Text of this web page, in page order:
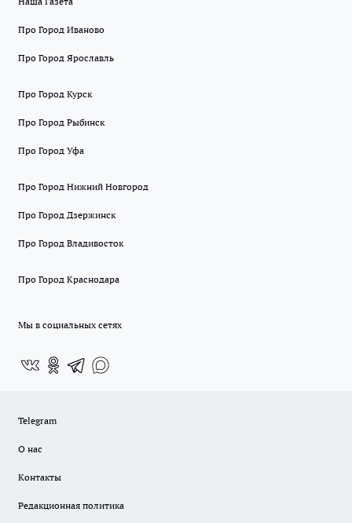
Про Город Иваново
Про Город Ярославль
Про Город Курск
Про Город Рыбинск
Про Город Уфа
Про Город Нижний Новгород
Про Город Дзержинск
Про Город Владивосток
Про Город Краснодара
Мы в социальных сетях
Telegram
О нас
Контакты
Редакционная политика